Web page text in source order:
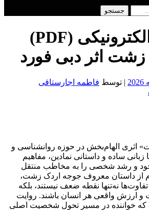
خرید کتاب الکترونیکی (PDF)
اثر دبی فورد
| توسط فاطمه اجارستاقی
اثری الهام‌بخش در حوزه روانشناسی و
ساده و داستانی نمادین، مفاهیم
و رشد شخصی را به مخاطب منتقل
از داستان معروف جوجه اردک زشت،
نه‌تنها نقطه ضعف نیستند، بلکه
و ارزش واقعی هر انسان باشند. روایت
که خواننده در مسیر تحول شخصیت اصلی